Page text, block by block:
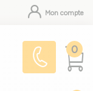
Mon compte
0